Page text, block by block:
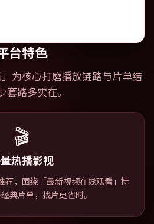
台特色
」为核心打磨播放链路与片单结
套路多实在。
🎬
热播影视
荐，围绕「最新视频在线观看」持
典片单，找片更省时。